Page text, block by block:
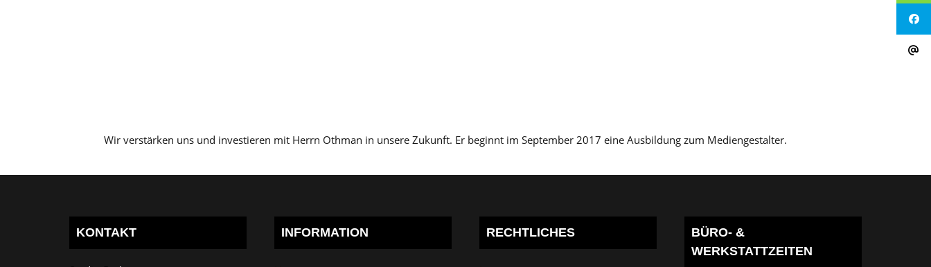
Wir verstärken uns und investieren mit Herrn Othman in unsere Zukunft. Er beginnt im September 2017 eine Ausbildung zum Mediengestalter.
KONTAKT INFORMATION RECHTLICHES
BÜRO- &
WERKSTATTZEITEN